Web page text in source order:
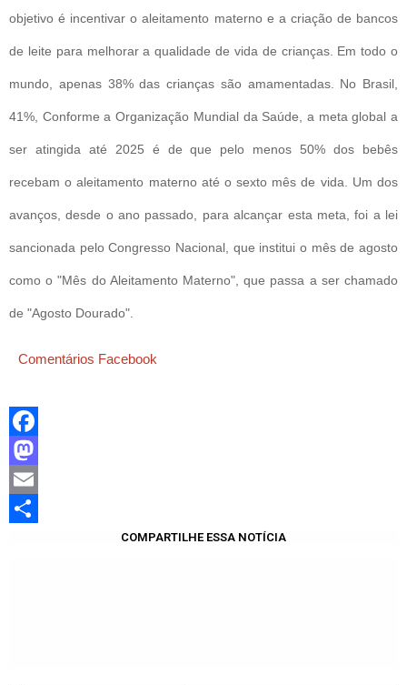
objetivo é incentivar o aleitamento materno e a criação de bancos
de leite para melhorar a qualidade de vida de crianças. Em todo o
mundo, apenas 38% das crianças são amamentadas. No Brasil,
41%, Conforme a Organização Mundial da Saúde, a meta global a
ser atingida até 2025 é de que pelo menos 50% dos bebês
recebam o aleitamento materno até o sexto mês de vida. Um dos
avanços, desde o ano passado, para alcançar esta meta, foi a lei
sancionada pelo Congresso Nacional, que institui o mês de agosto
como o "Mês do Aleitamento Materno", que passa a ser chamado
de "Agosto Dourado".
Comentários Facebook
Facebook
Mastodon
Email
COMPARTILHE ESSA NOTÍCIA